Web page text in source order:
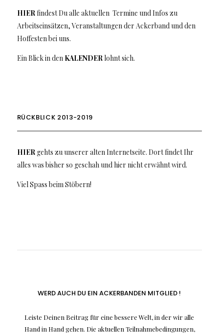
HIER findest Du alle aktuellen Termine und Infos zu
Arbeitseinsätzen, Veranstaltungen der Ackerband und den
Hoffesten bei uns.
Ein Blick in den KALENDER lohnt sich.
RÜCKBLICK 2013-2019
HIER gehts zu unserer alten Internetseite. Dort findet Ihr
alles was bisher so geschah und hier nicht erwähnt wird.
Viel Spass beim Stöbern!
WERD AUCH DU EIN ACKERBANDEN MITGLIED !
Leiste Deinen Beitrag für eine bessere Welt, in der wir alle
Hand in Hand gehen. Die aktuellen Teilnahmebedingungen,